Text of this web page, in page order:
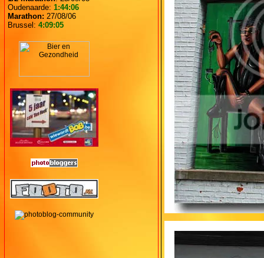
Oudenaarde: 1:44:06
Marathon: 27/08/06
Brussel: 4:09:05